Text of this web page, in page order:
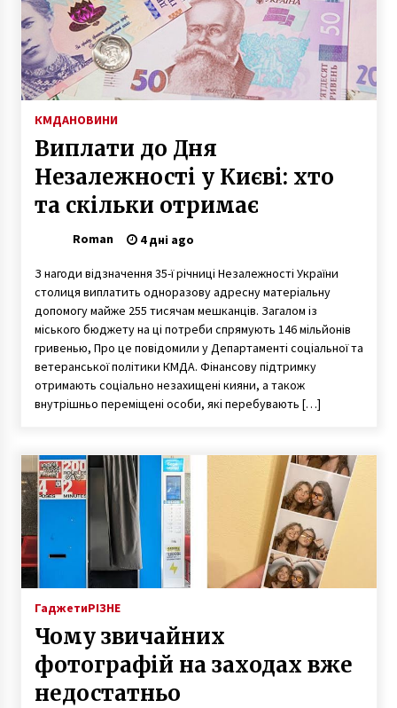
Київ поступився позиціями в рейтингу
найрозумніших міст світу
6 років ago
“Прокатимось”
6 років ago
У Києві спіймали голого пацієнта, який втік
6 років ago
Трамваї та море людей: архівні фото
Контрактової площі у Києві у 1920-х
2 роки ago
У Києві майже 1,5 тис. інфікованих
коронавірусом, захворіли ще двоє
церковників
У Києві КСУ відкрив засідання щодо
конституційності розпуску Ради
7 років ago
Провідникам “Укрзалізниці” дозволять
використовувати газові балончики
6 років ago
Можно ли играть без денег в казино
8 років ago
У Києві призупинили демонтаж будинку на
КМДАНОВИНИ
Виплати до Дня
Незалежності у Києві: хто
та скільки отримає
Roman 4 дні ago
З нагоди відзначення 35-ї річниці Незалежності України
столиця виплатить одноразову адресну матеріальну
допомогу майже 255 тисячам мешканців. Загалом із
міського бюджету на ці потреби спрямують 146 мільйонів
гривенью, Про це повідомили у Департаменті соціальної та
ветеранської політики КМДА. Фінансову підтримку
отримають соціально незахищені кияни, а також
внутрішньо переміщені особи, які перебувають […]
ГаджетиРІЗНЕ
Чому звичайних
фотографій на заходах вже
недостатньо